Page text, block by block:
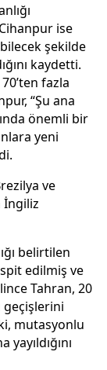
ise
şekilde
kaydetti.
fazla
“Şu ana
önemli bir
yeni
ve
İngiliz
belirtilen
edilmiş ve
Tahran, 20
geçişlerini
mutasyonlu